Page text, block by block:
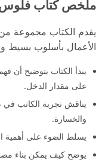
ملخص كتاب فلوس 101 بدون
يقدم الكتاب مجموعة من
الأعمال بأسلوب بسيط
يبدأ الكتاب بتوضيح أن
على مقدار الدخل.
يناقش تجربة الكاتب في
والخسارة.
يسلط الضوء على أهمية
يوضح كيف يمكن بناء